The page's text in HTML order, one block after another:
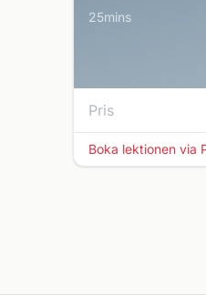
25mins
Pris
Boka lektionen via